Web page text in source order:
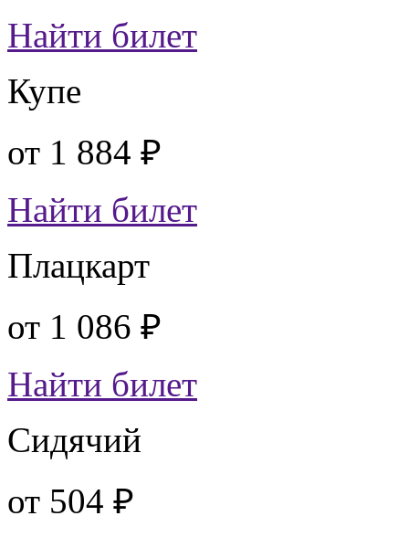
Найти билет
Купе
от 1 884 ₽
Найти билет
Плацкарт
от 1 086 ₽
Найти билет
Сидячий
от 504 ₽